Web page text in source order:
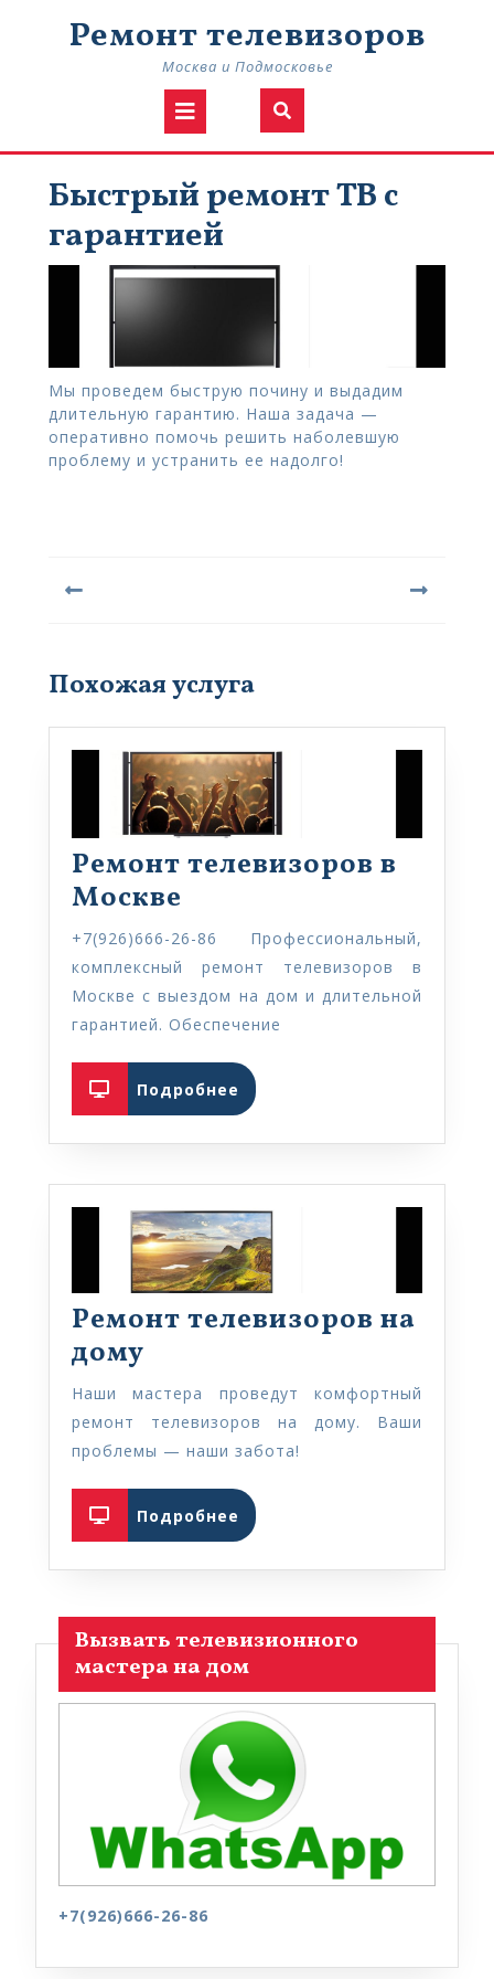
Ремонт телевизоров
Москва и Подмосковье
Open
Button
Быстрый ремонт ТВ с
гарантией
Мы проведем быструю почину и выдадим
длительную гарантию. Наша задача —
оперативно помочь решить наболевшую
проблему и устранить ее надолго!
записям
Похожая услуга
Ремонт телевизоров в
Москве
телевизоров
Москве
+7(926)666-26-86 Профессиональный,
комплексный ремонт телевизоров в
Москве с выездом на дом и длительной
гарантией. Обеспечение
Подробнее
Подробнее
Ремонт телевизоров на
дому
телевизоров
на
дому
Наши мастера проведут комфортный
ремонт телевизоров на дому. Ваши
проблемы — наши забота!
Подробнее
Подробнее
Вызвать телевизионного
мастера на дом
+7(926)666-26-86